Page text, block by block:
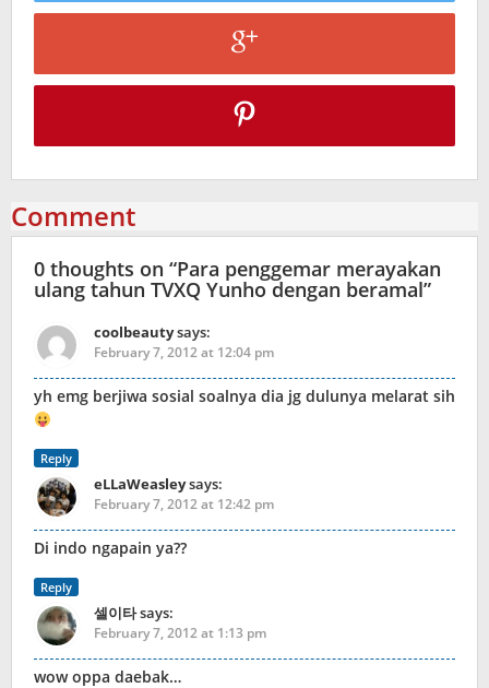
Comment
0 thoughts on “Para penggemar merayakan
ulang tahun TVXQ Yunho dengan beramal”
coolbeautysays:
February 7, 2012 at 12:04 pm
yh emg berjiwa sosial soalnya dia jg dulunya melarat sih
Reply
eLLaWeasleysays:
February 7, 2012 at 12:42 pm
Di indo ngapain ya??
Reply
셀이타says:
February 7, 2012 at 1:13 pm
wow oppa daebak…